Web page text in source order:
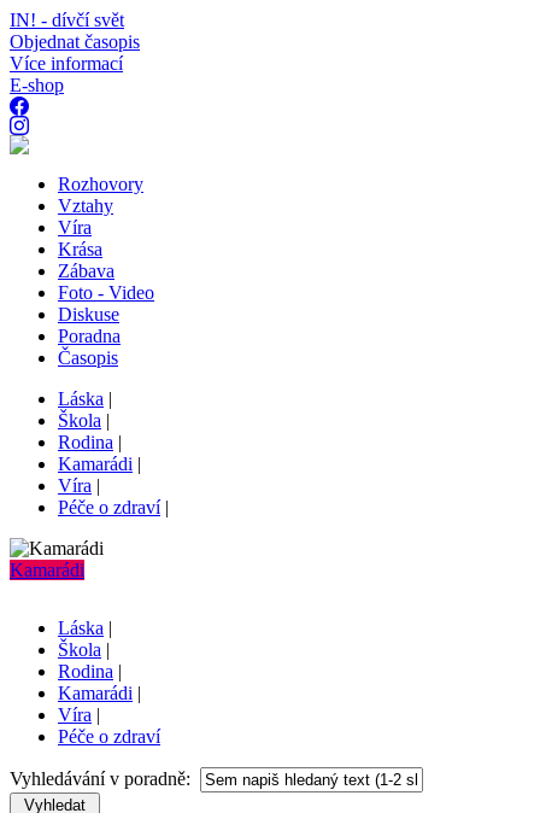
IN! - dívčí svět
Objednat časopis
Více informací
E-shop
Rozhovory
Vztahy
Víra
Krása
Zábava
Foto - Video
Diskuse
Poradna
Časopis
Láska |
Škola |
Rodina |
Kamarádi |
Víra |
Péče o zdraví|
Kamarádi
Láska |
Škola |
Rodina |
Kamarádi |
Víra |
Péče o zdraví
Vyhledávání v poradně: